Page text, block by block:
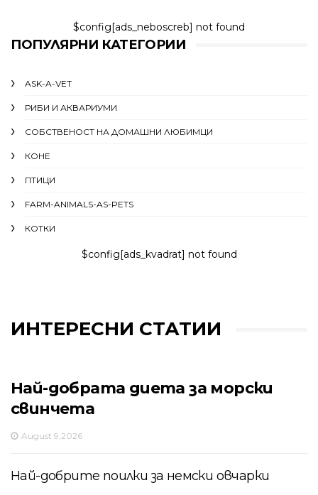
$config[ads_neboscreb] not found
ПОПУЛЯРНИ КАТЕГОРИИ
ASK-A-VET
РИБИ И АКВАРИУМИ
СОБСТВЕНОСТ НА ДОМАШНИ ЛЮБИМЦИ
КОНЕ
ПТИЦИ
FARM-ANIMALS-AS-PETS
КОТКИ
$config[ads_kvadrat] not found
ИНТЕРЕСНИ СТАТИИ
Най-добрата диета за морски
свинчета
August 9,2026
Най-добрите поилки за немски овчарки